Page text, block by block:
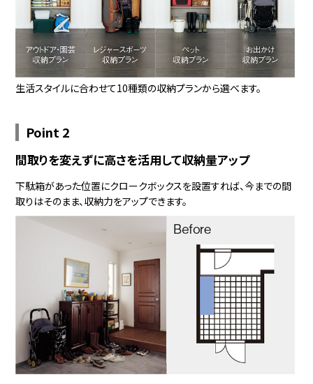
生活スタイルに合わせて10種類の収納プランから選べます。
Point 2
間取りを変えずに高さを活用して収納量アップ
下駄箱があった位置にクロークボックスを設置すれば、今までの間
取りはそのまま、収納力をアップできます。